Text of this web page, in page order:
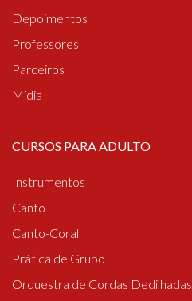
Depoimentos
Professores
Parceiros
Mídia
CURSOS PARA ADULTO
Instrumentos
Canto
Canto-Coral
Prática de Grupo
Orquestra de Cordas Dedilhadas